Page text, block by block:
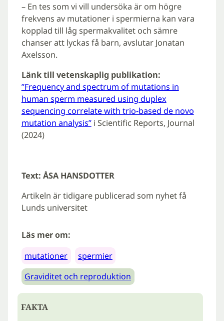
– En tes som vi vill undersöka är om högre
frekvens av mutationer i spermierna kan vara
kopplad till låg spermakvalitet och sämre
chanser att lyckas få barn, avslutar Jonatan
Axelsson.
Länk till vetenskaplig publikation:
”Frequency and spectrum of mutations in
human sperm measured using duplex
sequencing correlate with trio-based de novo
mutation analysis”i Scientific Reports, Journal
(2024)
Text: ÅSA HANSDOTTER
Artikeln är tidigare publicerad som nyhet få
Lunds universitet
Läs mer om:
mutationer
spermier
Graviditet och reproduktion
FAKTA